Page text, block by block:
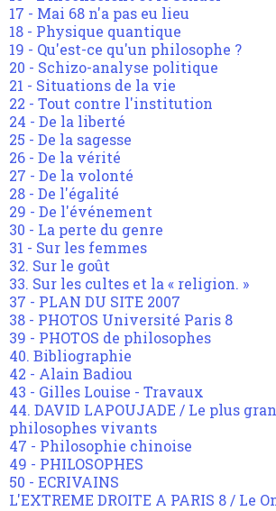
17 - Mai 68 n'a pas eu lieu
18 - Physique quantique
19 - Qu'est-ce qu'un philosophe ?
20 - Schizo-analyse politique
21 - Situations de la vie
22 - Tout contre l'institution
24 - De la liberté
25 - De la sagesse
26 - De la vérité
27 - De la volonté
28 - De l'égalité
29 - De l'événement
30 - La perte du genre
31 - Sur les femmes
32. Sur le goût
33. Sur les cultes et la « religion. »
37 - PLAN DU SITE 2007
38 - PHOTOS Université Paris 8
39 - PHOTOS de philosophes
40. Bibliographie
42 - Alain Badiou
43 - Gilles Louise - Travaux
44. DAVID LAPOUJADE / Le plus
philosophes vivants
47 - Philosophie chinoise
49 - PHILOSOPHES
50 - ECRIVAINS
L'EXTREME DROITE A PARIS 8 / Le